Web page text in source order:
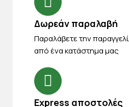
Δωρεάν παραλαβή
Παραλάβετε την
από ένα κατάστημα μας
Express αποστολές